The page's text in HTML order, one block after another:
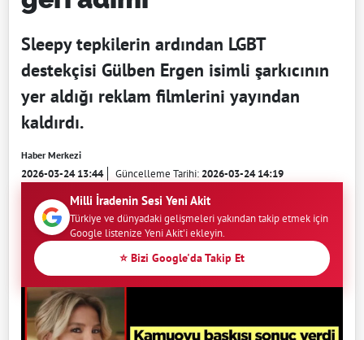
Sleepy tepkilerin ardından LGBT
destekçisi Gülben Ergen isimli şarkıcının
yer aldığı reklam filmlerini yayından
kaldırdı.
Haber Merkezi
2026-03-24 13:44 Güncelleme Tarihi:2026-03-24 14:19
Milli İradenin Sesi Yeni Akit
Türkiye ve dünyadaki gelişmeleri yakından takip etmek için
Google listenize Yeni Akit'i ekleyin.
⭐ Bizi Google'da Takip Et